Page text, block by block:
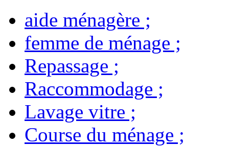
aide ménagère ;
femme de ménage ;
Repassage ;
Raccommodage ;
Lavage vitre ;
Course du ménage ;